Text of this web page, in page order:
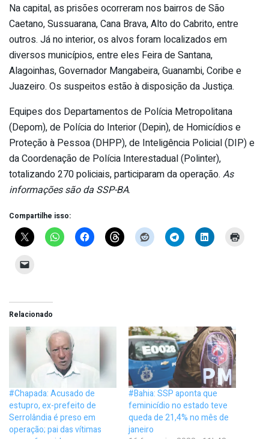
Na capital, as prisões ocorreram nos bairros de São
Caetano, Sussuarana, Cana Brava, Alto do Cabrito, entre
outros. Já no interior, os alvos foram localizados em
diversos municípios, entre eles Feira de Santana,
Alagoinhas, Governador Mangabeira, Guanambi, Coribe e
Juazeiro. Os suspeitos estão à disposição da Justiça.
Equipes dos Departamentos de Polícia Metropolitana
(Depom), de Polícia do Interior (Depin), de Homicídios e
Proteção à Pessoa (DHPP), de Inteligência Policial (DIP) e
da Coordenação de Polícia Interestadual (Polinter),
totalizando 270 policiais, participaram da operação. As
informações são da SSP-BA.
Compartilhe isso:
Relacionado
#Chapada: Acusado de
estupro, ex-prefeito de
Serrolândia é preso em
operação; pai das vítimas
#Bahia: SSP aponta que
feminicídio no estado teve
queda de 21,4% no mês de
janeiro